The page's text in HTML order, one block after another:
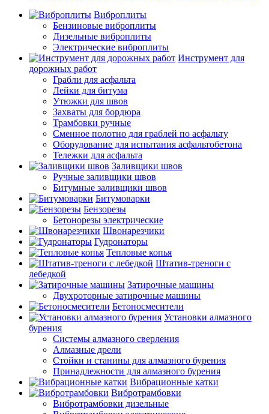
Виброплиты
Бензиновые виброплиты
Дизельные виброплиты
Электрические виброплиты
Инструмент для
дорожных работ
Грабли для асфальта
Лейки для битума
Утюжки для швов
Захваты для бордюра
Трамбовки ручные
Сменное полотно для граблей по асфальту
Оборудование для испытания асфальтобетона
Тележки для асфальта
Заливщики швов
Ручные заливщики швов
Битумные заливщики швов
Битумоварки
Бензорезы
Бетонорезы электрические
Швонарезчики
Гудронаторы
Тепловые копья
Штатив-треноги с
лебедкой
Затирочные машины
Двухроторные затирочные машины
Бетоносмесители
Установки алмазного
бурения
Системы алмазного сверления
Алмазные дрели
Стойки и станины для алмазного бурения
Принадлежности для алмазного бурения
Вибрационные катки
Вибротрамбовки
Вибротрамбовки дизельные